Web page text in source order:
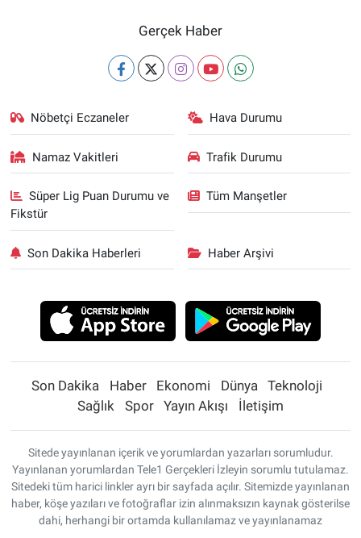
Gerçek Haber
Nöbetçi Eczaneler Hava Durumu
Namaz Vakitleri Trafik Durumu
Süper Lig Puan Durumu ve
Fikstür
Tüm Manşetler
Son Dakika Haberleri Haber Arşivi
Son Dakika Haber Ekonomi Dünya
Teknoloji
Sağlık
Spor Yayın Akışı İletişim
Sitede yayınlanan içerik ve yorumlardan yazarları sorumludur.
Yayınlanan yorumlardan Tele1 Gerçekleri İzleyin sorumlu tutulamaz.
Sitedeki tüm harici linkler ayrı bir sayfada açılır. Sitemizde yayınlanan
haber, köşe yazıları ve fotoğraflar izin alınmaksızın kaynak gösterilse
dahi, herhangi bir ortamda kullanılamaz ve yayınlanamaz